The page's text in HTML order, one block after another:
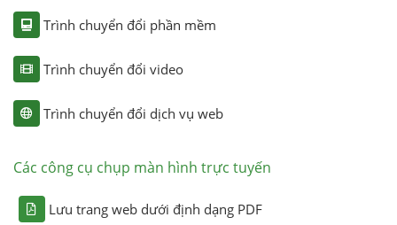
Trình chuyển đổi phần mềm
Trình chuyển đổi video
Trình chuyển đổi dịch vụ web
Các công cụ chụp màn hình trực tuyến
Lưu trang web dưới định dạng PDF